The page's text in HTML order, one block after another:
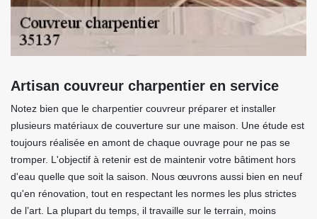
Artisan couvreur charpentier en service
Notez bien que le charpentier couvreur préparer et installer
plusieurs matériaux de couverture sur une maison. Une étude est
toujours réalisée en amont de chaque ouvrage pour ne pas se
tromper. L'objectif à retenir est de maintenir votre bâtiment hors
d'eau quelle que soit la saison. Nous œuvrons aussi bien en neuf
qu'en rénovation, tout en respectant les normes les plus strictes
de l’art. La plupart du temps, il travaille sur le terrain, moins